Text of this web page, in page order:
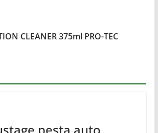
CLEANER 375ml PRO-TEC